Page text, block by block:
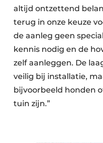
altijd ontzettend
terug in onze keuze
de aanleg geen
kennis nodig en de
zelf aanleggen. De
veilig bij installatie,
bijvoorbeeld honden
tuin zijn.”